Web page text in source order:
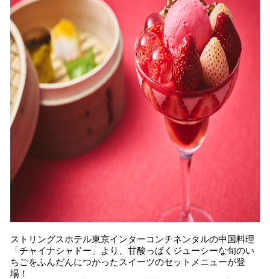
読
込
み
中
で
す
ストリングスホテル東京インターコンチネンタルの中国料理
「チャイナシャドー」より、甘酸っぱくジューシーな旬のい
ちごをふんだんにつかったスイーツのセットメニューが登
場！